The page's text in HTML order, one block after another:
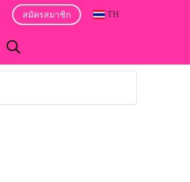
สมัครสมาชิก TH